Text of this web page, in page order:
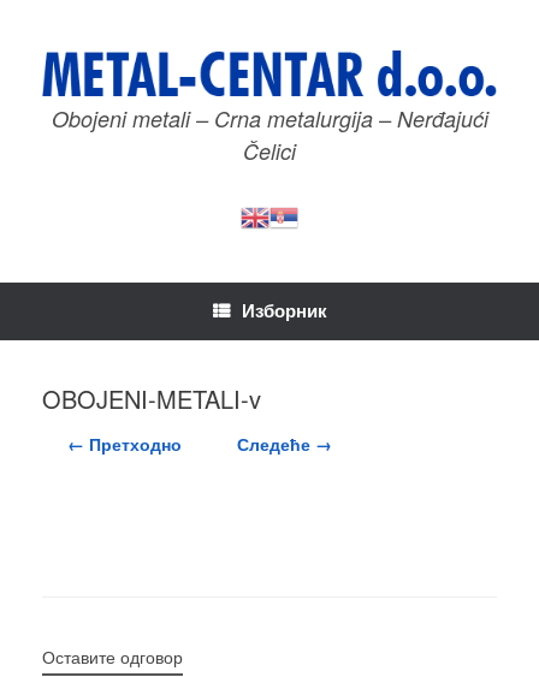
садржај
Obojeni metali – Crna metalurgija – Nerđajući
Čelici
Изборник
OBOJENI-METALI-v
← Претходно Следеће →
Оставите одговор